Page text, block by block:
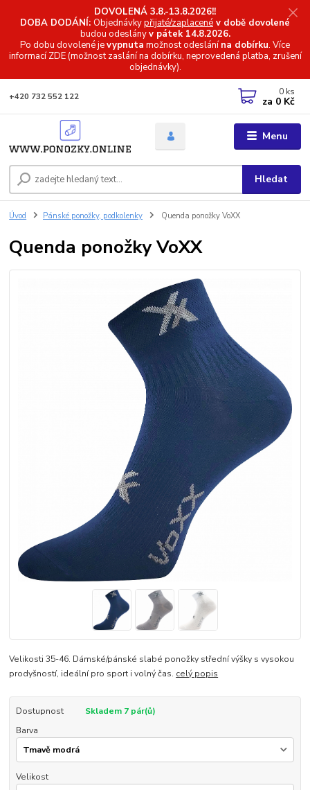
DOVOLENÁ 3.8.-13.8.2026!!
DOBA DODÁNÍ: Objednávkypřijaté/zaplacené v době dovolené
budou odeslányv pátek 14.8.2026.
Po dobu dovolené jevypnuta možnost odeslánína dobírku. Více
informacíZDE (možnost zaslání na dobírku, neprovedená platba, zrušení
objednávky).
Menu
Hledat
+420 732 552 122 0 ks
za 0 Kč
Úvod Pánské ponožky, podkolenky Quenda ponožky VoXX
Quenda ponožky VoXX
Velikosti 35-46. Dámské/pánské slabé ponožky střední výšky s vysokou
prodyšností, ideální pro sport i volný čas. celý popis
Dostupnost
Skladem 7 pár(ů)
Barva
Velikost